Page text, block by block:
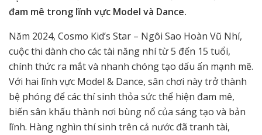
đam mê trong lĩnh vực Model và Dance.
Năm 2024, Cosmo Kid’s Star – Ngôi Sao Hoàn Vũ Nhí,
cuộc thi dành cho các tài năng nhí từ 5 đến 15 tuổi,
chính thức ra mắt và nhanh chóng tạo dấu ấn mạnh mẽ.
Với hai lĩnh vực Model & Dance, sân chơi này trở thành
bệ phóng để các thí sinh thỏa sức thể hiện đam mê,
biến sân khấu thành nơi bùng nổ của sáng tạo và bản
lĩnh. Hàng nghìn thí sinh trên cả nước đã tranh tài,